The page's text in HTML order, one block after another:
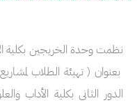
نظمت وحدة الخريجين بكلية
بعنوان ( تهيئة الطلاب
الدور الثانى بكلية الأداب